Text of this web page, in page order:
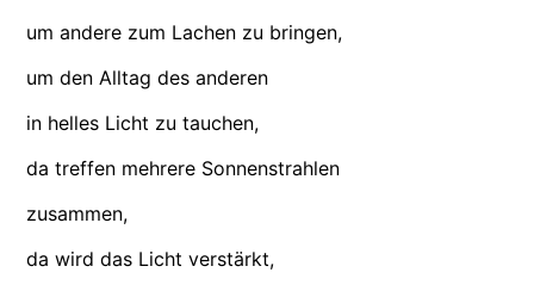
um andere zum Lachen zu bringen,
um den Alltag des anderen
in helles Licht zu tauchen,
da treffen mehrere Sonnenstrahlen
zusammen,
da wird das Licht verstärkt,